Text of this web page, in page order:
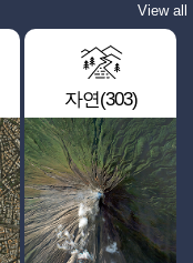
View all
자연(303)